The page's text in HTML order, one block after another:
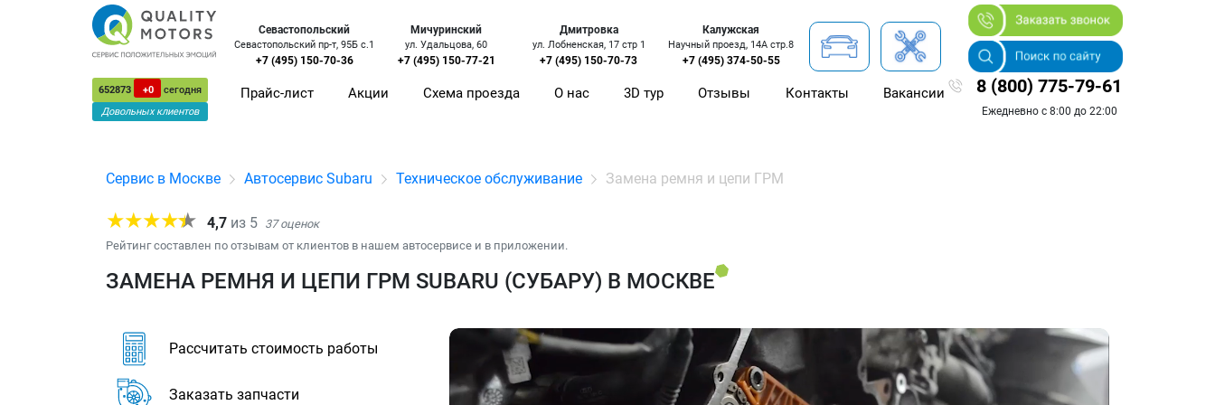
652873 +0
сегодня
Довольных клиентов
Севастопольский
Севастопольский пр-т, 95Б с.1
+7 (495) 150-70-36
Мичуринский
ул. Удальцова, 60
+7 (495) 150-77-21
Дмитровка
ул. Лобненская, 17 стр 1
+7 (495) 150-70-73
Калужская
Научный проезд, 14А стр.8
+7 (495) 374-50-55
Прайс-лист Акции Схема проезда О нас 3D тур Отзывы Контакты Вакансии 8 (800) 775-79-61
Ежедневно с 8:00 до 22:00
Сервис в Москве Автосервис Subaru Техническое обслуживание Замена ремня и цепи ГРМ
4,7 из 5 37оценок
Рейтинг составлен по отзывам от клиентов в нашем автосервисе и в приложении.
ЗАМЕНА РЕМНЯ И ЦЕПИ ГРМ SUBARU (СУБАРУ) В МОСКВЕ
Рассчитать стоимость работы
Заказать запчасти